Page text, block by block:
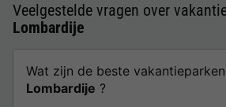
Veelgestelde vragen over
Lombardije
Wat zijn de beste vakantieparken
Lombardije ?